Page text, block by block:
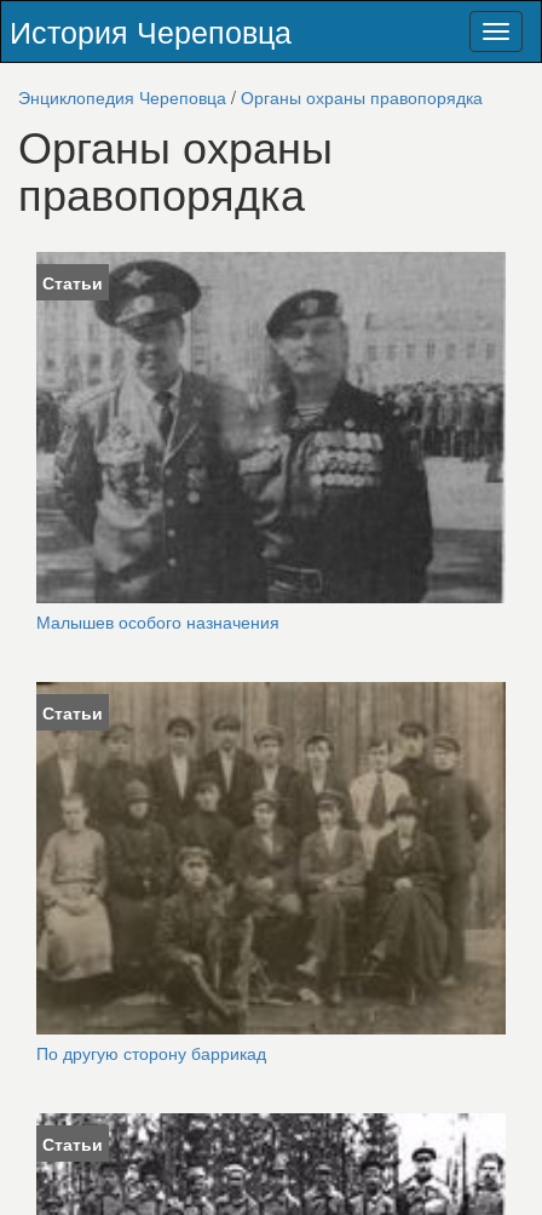
История Череповца
Энциклопедия Череповца / Органы охраны правопорядка
Органы охраны
правопорядка
Статьи
Малышев особого назначения
Статьи
По другую сторону баррикад
Статьи